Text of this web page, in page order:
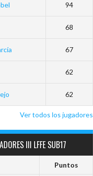
94
68
67
62
62
Ver todos los jugadores
III LFFE SUB17
Puntos